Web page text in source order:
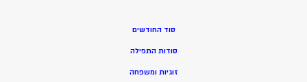
סוד החודשים
סודות התפילה
זוגיות ומשפחה